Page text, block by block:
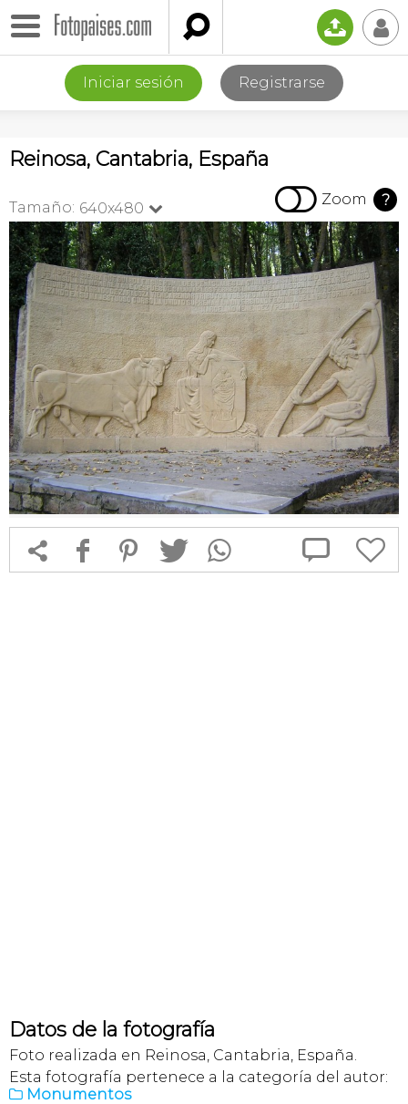
 📤 👤
Iniciar sesión Registrarse
Reinosa, Cantabria, España
Tamaño: 640x480   Zoom ?
 f 1 T  
Datos de la fotografía
Foto realizada en Reinosa, Cantabria, España.
Esta fotografía pertenece a la categoría del autor:
 Monumentos